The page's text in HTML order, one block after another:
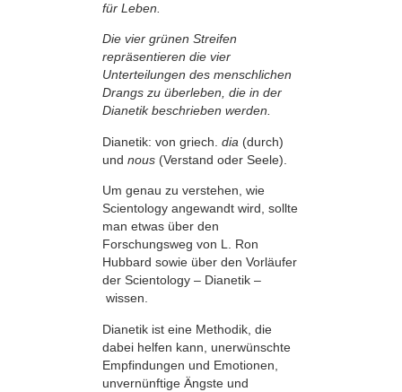
für Leben.
Die vier grünen Streifen
repräsentieren die vier
Unterteilungen des menschlichen
Drangs zu überleben, die in der
Dianetik beschrieben werden.
Dianetik: von griech. dia (durch)
und nous (Verstand oder Seele).
Um genau zu verstehen, wie
Scientology angewandt wird, sollte
man etwas über den
Forschungsweg von L. Ron
Hubbard sowie über den Vorläufer
der Scientology – Dianetik –
wissen.
Dianetik ist eine Methodik, die
dabei helfen kann, unerwünschte
Empfindungen und Emotionen,
unvernünftige Ängste und